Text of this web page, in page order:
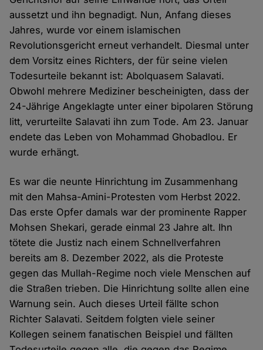
aussetzt und ihn begnadigt. Nun, Anfang dieses
Jahres, wurde vor einem islamischen
Revolutionsgericht erneut verhandelt. Diesmal unter
dem Vorsitz eines Richters, der für seine vielen
Todesurteile bekannt ist: Abolquasem Salavati.
Obwohl mehrere Mediziner bescheinigten, dass der
24-Jährige Angeklagte unter einer bipolaren Störung
litt, verurteilte Salavati ihn zum Tode. Am 23. Januar
endete das Leben von Mohammad Ghobadlou. Er
wurde erhängt.
Es war die neunte Hinrichtung im Zusammenhang
mit den Mahsa-Amini-Protesten vom Herbst 2022.
Das erste Opfer damals war der prominente Rapper
Mohsen Shekari, gerade einmal 23 Jahre alt. Ihn
tötete die Justiz nach einem Schnellverfahren
bereits am 8. Dezember 2022, als die Proteste
gegen das Mullah-Regime noch viele Menschen auf
die Straßen trieben. Die Hinrichtung sollte allen eine
Warnung sein. Auch dieses Urteil fällte schon
Richter Salavati. Seitdem folgten viele seiner
Kollegen seinem fanatischen Beispiel und fällten